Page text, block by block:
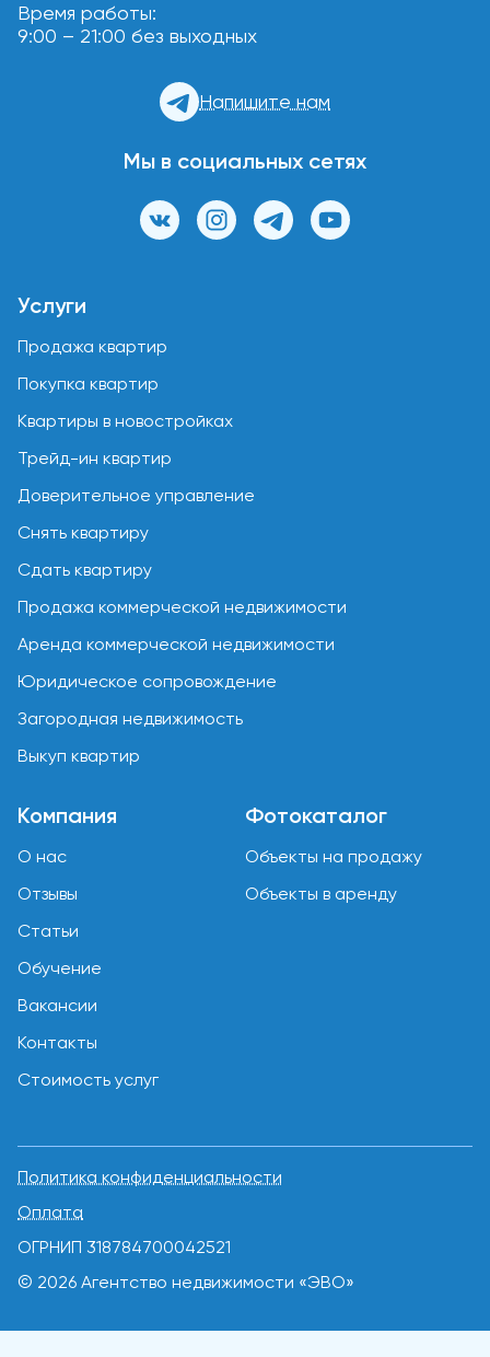
Время работы:
9:00 – 21:00 без выходных
Напишите нам
Мы в социальных сетях
Услуги
Продажа квартир
Покупка квартир
Квартиры в новостройках
Трейд-ин квартир
Доверительное управление
Снять квартиру
Сдать квартиру
Продажа коммерческой недвижимости
Аренда коммерческой недвижимости
Юридическое сопровождение
Загородная недвижимость
Выкуп квартир
Компания
О нас
Отзывы
Статьи
Обучение
Вакансии
Контакты
Стоимость услуг
Фотокаталог
Объекты на продажу
Объекты в аренду
Политика конфиденциальности
Оплата
ОГРНИП 318784700042521
© 2026 Агентство недвижимости «ЭВО»